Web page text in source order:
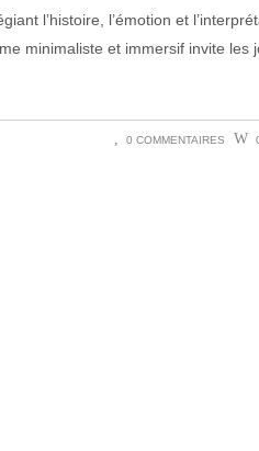
l’histoire, l’émotion et
minimaliste et immersif invite les
0 COMMENTAIRES